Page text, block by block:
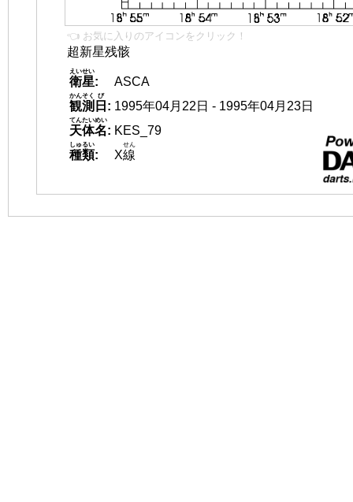
👈 お気に入りのアイコンをクリック！
超新星残骸
衛星
えいせい
:
ASCA
観測
かんそく
日
び
: 1995年04月22日 - 1995年04月23日
天体名
てんたいめい
: KES_79
種類
しゅるい
: X線
せん